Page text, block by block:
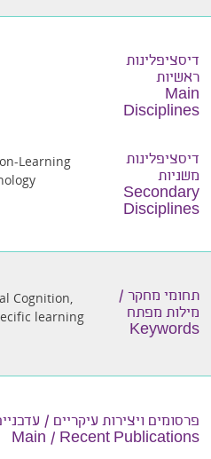
דיסציפלינות
ראשיות
Main
Disciplines
דיסציפלינות
משניות
Secondary
Disciplines
Learning
תחומי מחקר /
מילות מפתח
Keywords
Cognition,
learning
פרסומים ויצירות עיקריים /
Main / Recent Publications